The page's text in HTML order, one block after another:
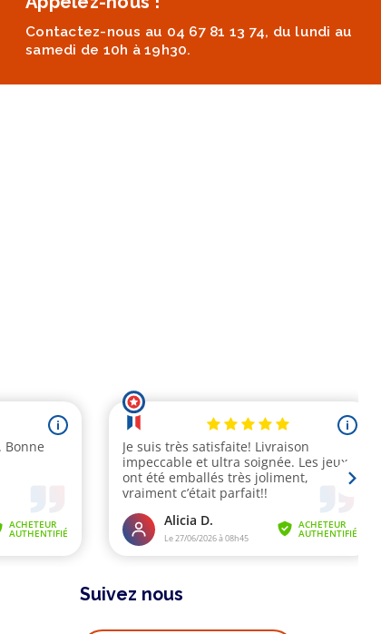
Contactez-nous au 04 67 81 13 74, du lundi au
samedi de 10h à 19h30.
Suivez nous